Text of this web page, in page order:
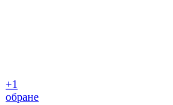
+1
обране